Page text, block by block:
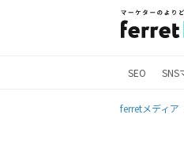
SEO SNS
ferretメディア